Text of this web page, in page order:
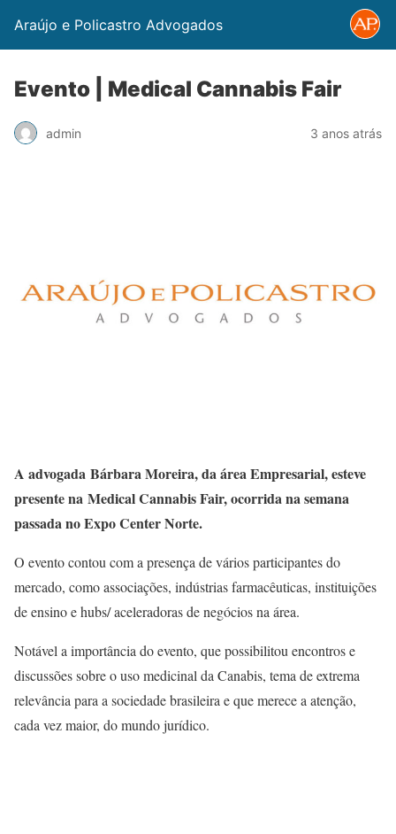
Araújo e Policastro Advogados
Evento | Medical Cannabis Fair
admin 3 anos atrás
A advogada Bárbara Moreira, da área Empresarial, esteve
presente na Medical Cannabis Fair, ocorrida na semana
passada no Expo Center Norte.
O evento contou com a presença de vários participantes do
mercado, como associações, indústrias farmacêuticas, instituições
de ensino e hubs/ aceleradoras de negócios na área.
Notável a importância do evento, que possibilitou encontros e
discussões sobre o uso medicinal da Canabis, tema de extrema
relevância para a sociedade brasileira e que merece a atenção,
cada vez maior, do mundo jurídico.